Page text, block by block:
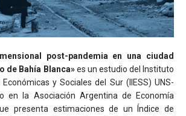
post-pandemia en una ciudad
de Bahía Blanca»es un estudio del Instituto
y Sociales del Sur (IIESS) UNS-
en la Asociación Argentina de Economía
presenta estimaciones de un Índice de